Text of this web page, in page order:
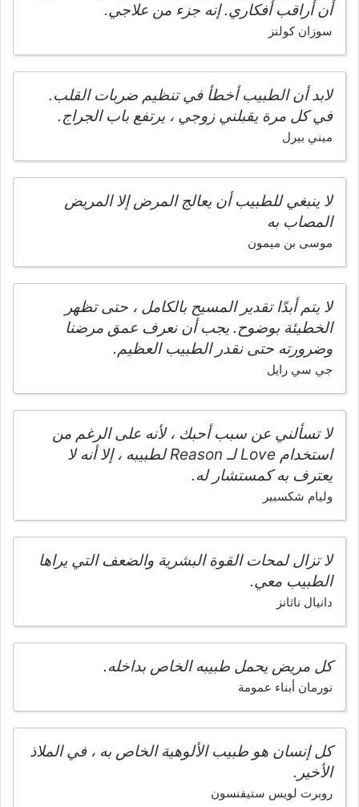
أن أراقب أفكاري. إنه جزء من علاجي.
سوزان كولنز
لابد أن الطبيب أخطأ في تنظيم ضربات القلب.
في كل مرة يقبلني زوجي ، يرتفع باب الجراج.
ميني بيرل
لا ينبغي للطبيب أن يعالج المرض إلا المريض
المصاب به
موسى بن ميمون
لا يتم أبدًا تقدير المسيح بالكامل ، حتى تظهر
الخطيئة بوضوح. يجب أن نعرف عمق مرضنا
وضرورته حتى نقدر الطبيب العظيم.
جي سي رايل
لا تسألني عن سبب أحبك ، لأنه على الرغم من
استخدام Love لـ Reason لطبيبه ، إلا أنه لا
يعترف به كمستشار له.
وليام شكسبير
لا تزال لمحات القوة البشرية والضعف التي يراها
الطبيب معي.
دانيال ناثانز
كل مريض يحمل طبيبه الخاص بداخله.
نورمان أبناء عمومة
كل إنسان هو طبيب الألوهية الخاص به ، في الملاذ
الأخير.
روبرت لويس ستيفنسون